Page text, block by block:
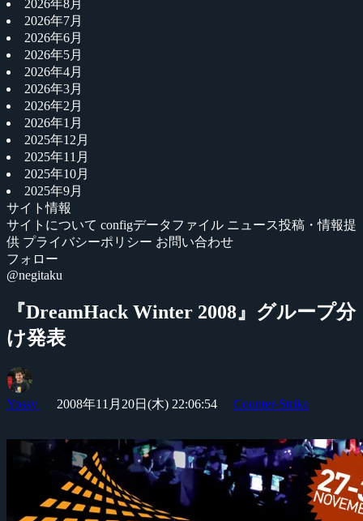
2026年8月
2026年7月
2026年6月
2026年5月
2026年4月
2026年3月
2026年2月
2026年1月
2025年12月
2025年11月
2025年10月
2025年9月
サイト情報
サイトについて configデータファイル ニュース投稿・情報提
供 プライバシーポリシー お問い合わせ
フォロー
@negitaku
『DreamHack Winter 2008』グループ分
け発表
Yossy 2008年11月20日(木) 22:06:54 Counter-Strike